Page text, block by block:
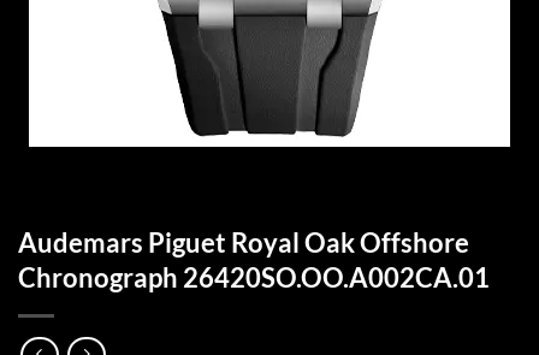
Audemars Piguet Royal Oak Offshore
Chronograph 26420SO.OO.A002CA.01